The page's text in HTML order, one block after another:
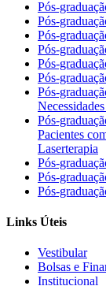
Pós-
Pós-
Pós-
Pós-
Pós-
Pós-
Pós-
Pós-
Pacientes
Laserterapia
Pós-
Pós-
Pós-
Links Úteis
Vestibular
Bolsas e
Institucional